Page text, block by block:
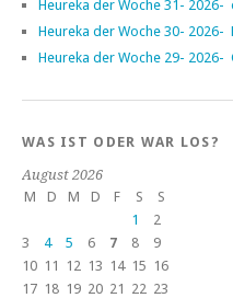
Heureka der Woche 31- 2026-
Heureka der Woche 30- 2026-
Heureka der Woche 29- 2026-
WAS IST ODER WAR LOS?
August 2026
M
D M D F S
S
1
2
3
4 5 6 7 8
9
10 11 12 13 14 15 16
17 18 19 20 21 22 23